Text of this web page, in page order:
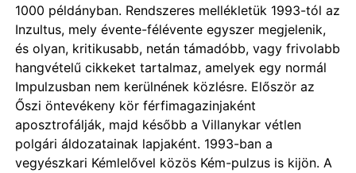
1000 példányban. Rendszeres mellékletük 1993-tól az
Inzultus, mely évente-félévente egyszer megjelenik,
és olyan, kritikusabb, netán támadóbb, vagy frivolabb
hangvételű cikkeket tartalmaz, amelyek egy normál
Impulzusban nem kerülnének közlésre. Először az
Őszi öntevékeny kör férfimagazinjaként
aposztrofálják, majd később a Villanykar vétlen
polgári áldozatainak lapjaként. 1993-ban a
vegyészkari Kémlelővel közös Kém-pulzus is kijön. A